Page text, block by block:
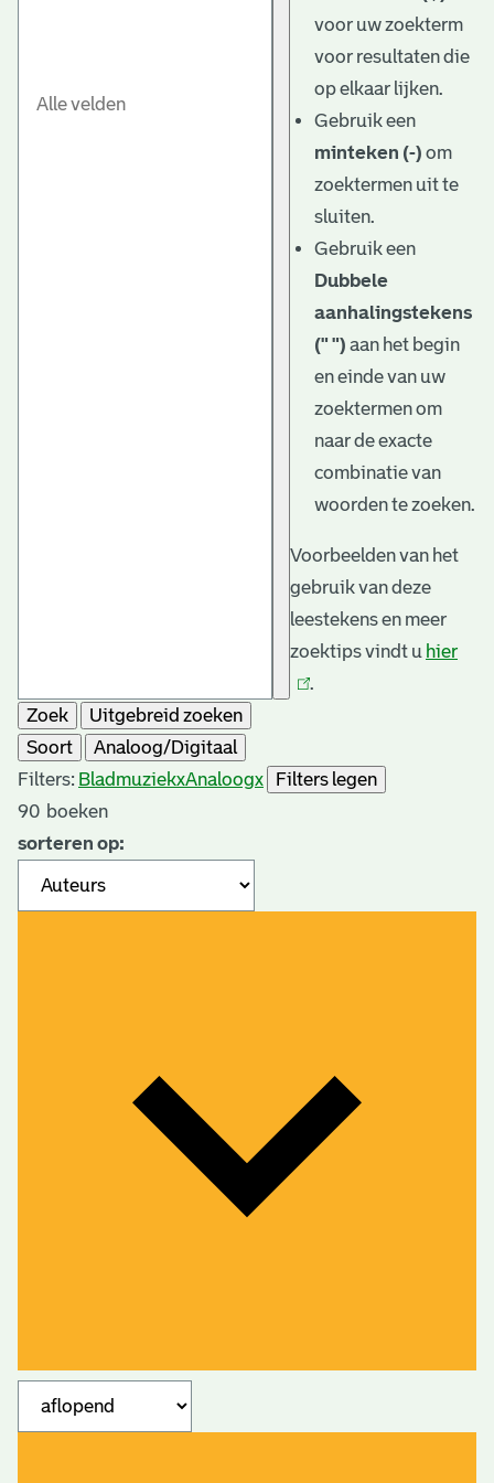
voor uw zoekterm
voor resultaten die
op elkaar lijken.
Gebruik een
minteken (-) om
zoektermen uit te
sluiten.
Gebruik een
Dubbele
aanhalingstekens
(" ") aan het begin
en einde van uw
zoektermen om
naar de exacte
combinatie van
woorden te zoeken.
Voorbeelden van het
gebruik van deze
leestekens en meer
zoektips vindt u hier
.
Zoek
Uitgebreid zoeken
Soort
Analoog/Digitaal
Filters: BladmuziekxAnaloogx
Filters legen
90 boeken
sorteren op: